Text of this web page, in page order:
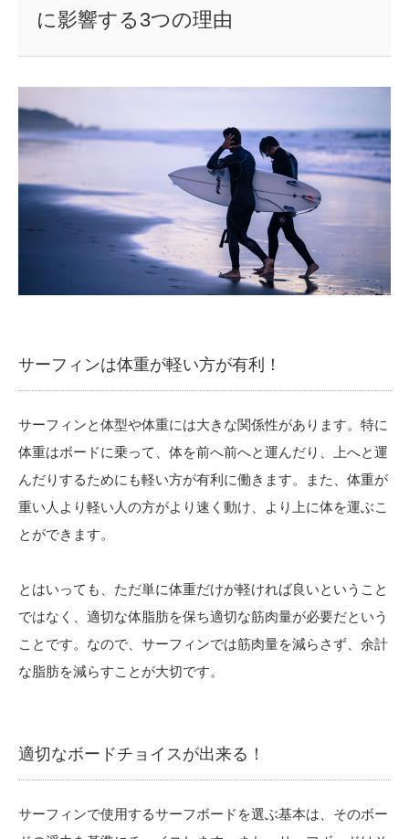
に影響する3つの理由
サーフィンは体重が軽い方が有利！
サーフィンと体型や体重には大きな関係性があります。特に
体重はボードに乗って、体を前へ前へと運んだり、上へと運
んだりするためにも軽い方が有利に働きます。また、体重が
重い人より軽い人の方がより速く動け、より上に体を運ぶこ
とができます。
とはいっても、ただ単に体重だけが軽ければ良いということ
ではなく、適切な体脂肪を保ち適切な筋肉量が必要だという
ことです。なので、サーフィンでは筋肉量を減らさず、余計
な脂肪を減らすことが大切です。
適切なボードチョイスが出来る！
サーフィンで使用するサーフボードを選ぶ基本は、そのボー